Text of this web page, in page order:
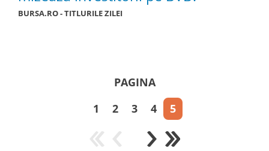
BURSA.RO - TITLURILE ZILEI
PAGINA
1
2 3 4 5